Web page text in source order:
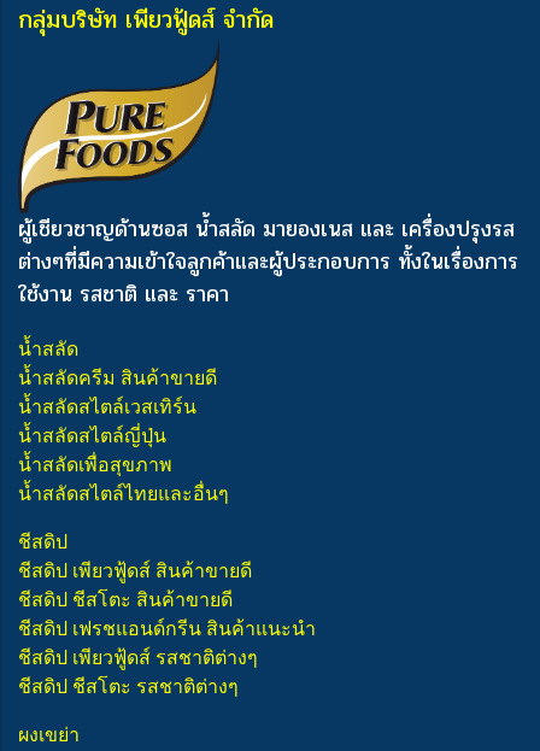
กลุ่มบริษัท เพียวฟู้ดส์ จำกัด
ผู้เชียวชาญด้านซอส น้ำสลัด มายองเนส และ เครื่องปรุงรส
ต่างๆที่มีความเข้าใจลูกค้าและผู้ประกอบการ ทั้งในเรื่องการ
ใช้งาน รสชาติ และ ราคา
น้ำสลัด
น้ำสลัดครีม สินค้าขายดี
น้ำสลัดสไตล์เวสเทิร์น
น้ำสลัดสไตล์ญี่ปุ่น
น้ำสลัดเพื่อสุขภาพ
น้ำสลัดสไตล์ไทยและอื่นๆ
ชีสดิป
ชีสดิป เพียวฟู้ดส์ สินค้าขายดี
ชีสดิป ชีสโตะ สินค้าขายดี
ชีสดิป เฟรชแอนด์กรีน สินค้าแนะนำ
ชีสดิป เพียวฟู้ดส์ รสชาติต่างๆ
ชีสดิป ชีสโตะ รสชาติต่างๆ
ผงเขย่า